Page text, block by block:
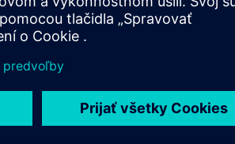
Vysoká selektivita
Viacvrstvové detektory
Meracie kyvety sú robustné,
poruchami pri príprave vzorky
senzor určuje referenčnú